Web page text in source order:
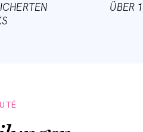
ÜBER